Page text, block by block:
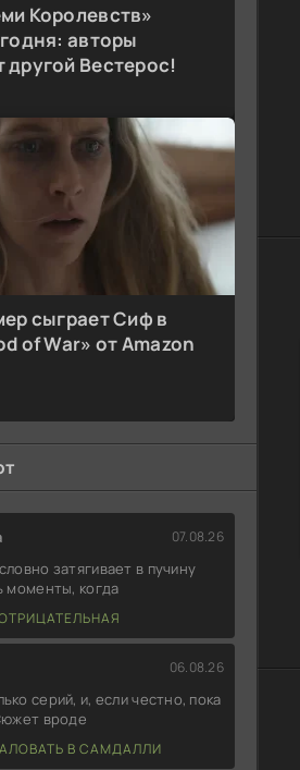
Королевств»
авторы
Вестерос!
сыграет Сиф в
of War» от Amazon
07.08.26
затягивает в пучину
моменты, когда
06.08.26
серий, и, если честно, пока
вроде
В САМДАЛЛИ